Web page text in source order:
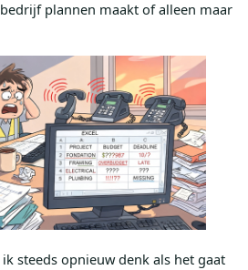
plannen maakt of alleen maar
steeds opnieuw denk als het gaat